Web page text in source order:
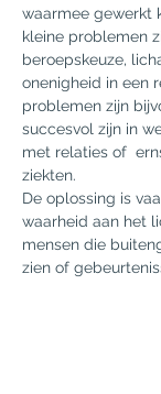
waarmee gewerkt
kleine problemen
beroepskeuze,
onenigheid in een
problemen zijn
succesvol zijn in
met relaties of
ziekten.
De oplossing is
waarheid aan het
mensen die
zien of